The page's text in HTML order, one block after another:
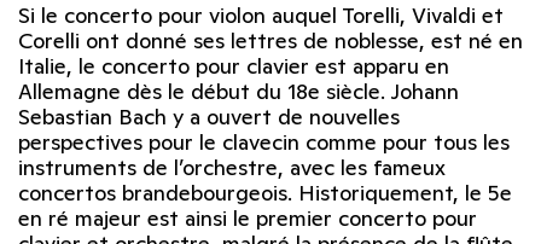
Si le concerto pour violon auquel Torelli, Vivaldi et
Corelli ont donné ses lettres de noblesse, est né en
Italie, le concerto pour clavier est apparu en
Allemagne dès le début du 18e siècle. Johann
Sebastian Bach y a ouvert de nouvelles
perspectives pour le clavecin comme pour tous les
instruments de l’orchestre, avec les fameux
concertos brandebourgeois. Historiquement, le 5e
en ré majeur est ainsi le premier concerto pour